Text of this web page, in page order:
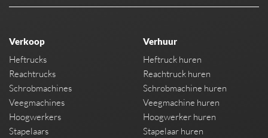
Verkoop
Heftrucks
Reachtrucks
Schrobmachines
Veegmachines
Hoogwerkers
Stapelaars
Verhuur
Heftruck huren
Reachtruck huren
Schrobmachine huren
Veegmachine huren
Hoogwerker huren
Stapelaar huren